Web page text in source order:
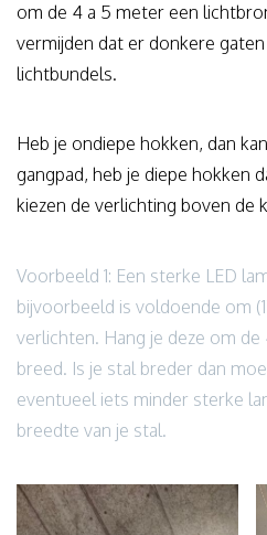
om de 4 a 5 meter een
vermijden dat er donkere
lichtbundels.
Heb je ondiepe hokken, dan
gangpad, heb je diepe hokken
kiezen de verlichting boven de
Voorbeeld 1: Een sterke LED
bijvoorbeeld is voldoende om
verlichten. Hang je deze om
breed. Is je stal breder dan
eventueel iets minder sterke
breedte van je stal.